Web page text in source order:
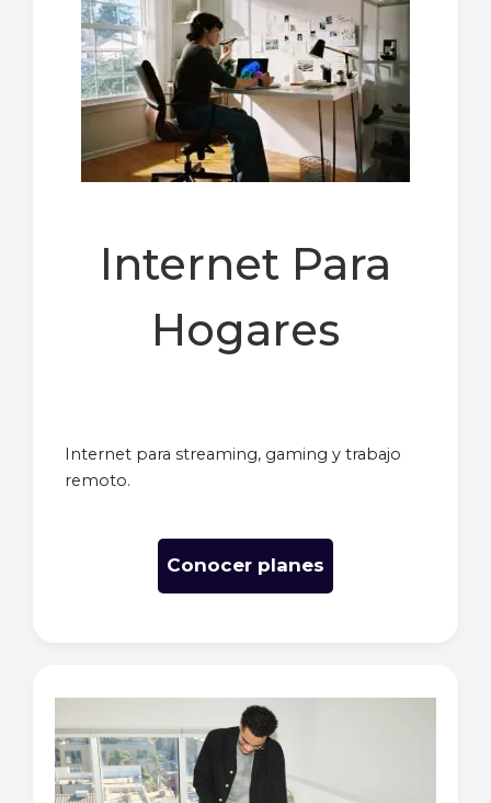
Internet Para
Hogares
Internet para streaming, gaming y trabajo
remoto.
Conocer planes